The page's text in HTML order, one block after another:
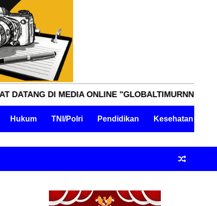
MEDIA ONLINE "GLOBALTIMURNN.COM"
Hukum TNI/Polri Pendidikan Kesehatan